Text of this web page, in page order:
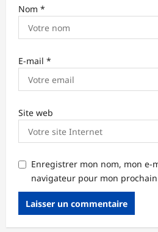
Nom *
E-mail *
Site web
Enregistrer mon nom, mon e-
navigateur pour mon